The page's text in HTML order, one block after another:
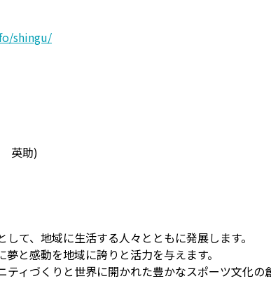
shingu/
英助)
て、地域に生活する人々とともに発展します。
と感動を地域に誇りと活力を与えます。
ィづくりと世界に開かれた豊かなスポーツ文化の